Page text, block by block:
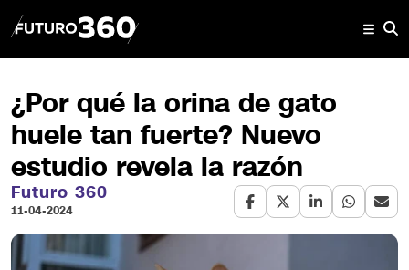
¿Por qué la orina de gato
huele tan fuerte? Nuevo
estudio revela la razón
Futuro 360
11-04-2024